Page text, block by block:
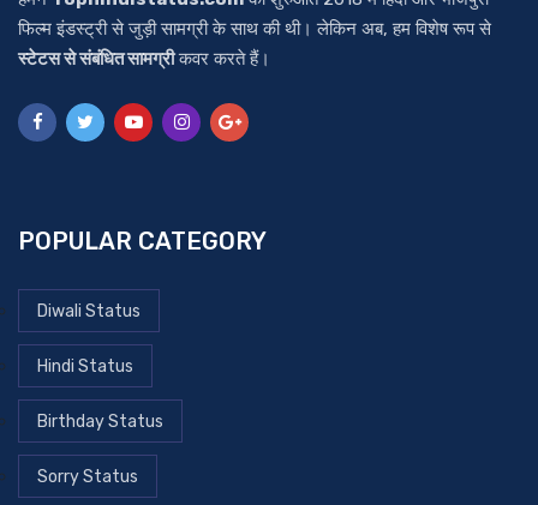
फिल्म इंडस्ट्री से जुड़ी सामग्री के साथ की थी। लेकिन अब, हम विशेष रूप से
स्टेटस से संबंधित सामग्रीकवर करते हैं।
POPULAR CATEGORY
Diwali Status
Hindi Status
Birthday Status
Sorry Status